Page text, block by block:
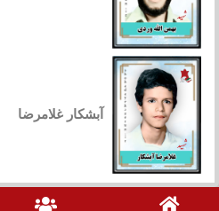
آبشکار غلامرضا